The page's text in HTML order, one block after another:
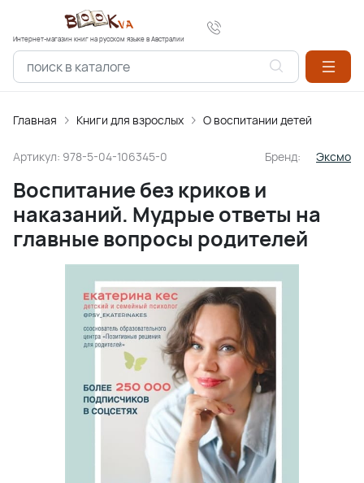
Интернет-магазин книг на русском языке в Австралии
Главная Книги для взрослых О воспитании детей
Артикул: 978-5-04-106345-0 Бренд: Эксмо
Воспитание без криков и
наказаний. Мудрые ответы на
главные вопросы родителей